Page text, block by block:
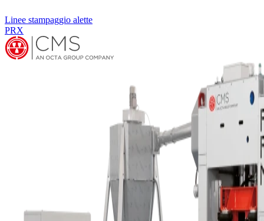
Linee stampaggio alette
PRX